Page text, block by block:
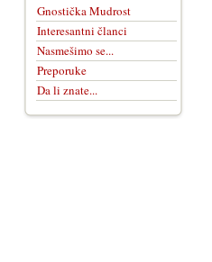
Gnostička Mudrost
Interesantni članci
Nasmešimo se...
Preporuke
Da li znate...